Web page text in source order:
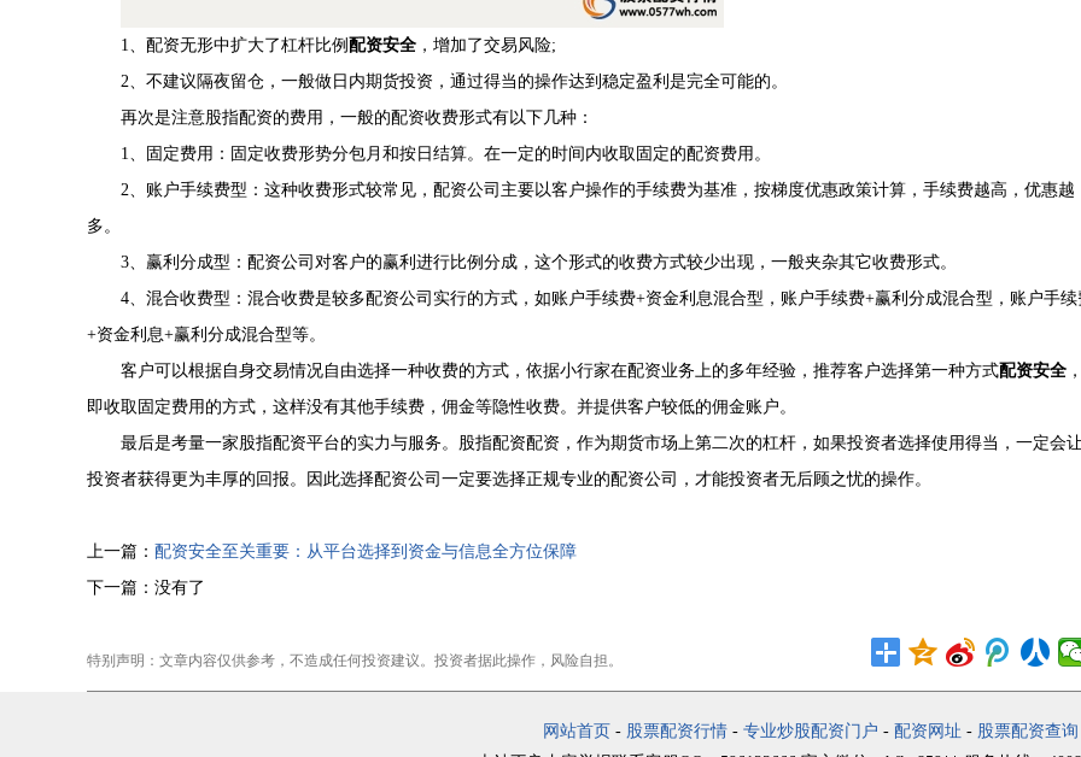
1、配资无形中扩大了杠杆比例 配资安全 ，增加了交易风险;
2、不建议隔夜留仓，一般做日内期货投资，通过得当的操作达到稳定盈利是完全可能的。
再次是注意股指配资的费用，一般的配资收费形式有以下几种：
1、固定费用：固定收费形势分包月和按日结算。在一定的时间内收取固定的配资费用。
2、账户手续费型：这种收费形式较常见，配资公司主要以客户操作的手续费为基准，按梯度优惠政策计算，手续费越高，优惠越
多。
3、赢利分成型：配资公司对客户的赢利进行比例分成，这个形式的收费方式较少出现，一般夹杂其它收费形式。
4、混合收费型：混合收费是较多配资公司实行的方式，如账户手续费+资金利息混合型，账户手续费+赢利分成混合型，账户手续
+资金利息+赢利分成混合型等。
客户可以根据自身交易情况自由选择一种收费的方式，依据小行家在配资业务上的多年经验，推荐客户选择第一种方式配资安全
即收取固定费用的方式，这样没有其他手续费，佣金等隐性收费。并提供客户较低的佣金账户。
最后是考量一家股指配资平台的实力与服务。股指配资配资，作为期货市场上第二次的杠杆，如果投资者选择使用得当，一定会
投资者获得更为丰厚的回报。因此选择配资公司一定要选择正规专业的配资公司，才能投资者无后顾之忧的操作。
上一篇： 配资安全至关重要：从平台选择到资金与信息全方位保障
下一篇：没有了
特别声明：文章内容仅供参考，不造成任何投资建议。投资者据此操作，风险自担。
网站首页 - 股票配资行情 - 专业炒股配资门户 - 配资网址 - 股票配资查询